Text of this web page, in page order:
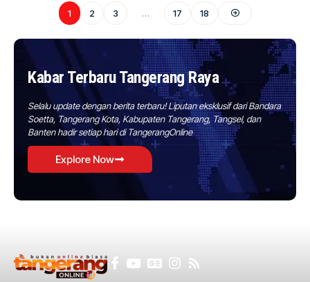
1 2 3 … 17 18
Kabar Terbaru Tangerang Raya
Selalu update dengan berita terbaru! Liputan eksklusif dari Bandara
Soetta, Tangerang Kota, Kabupaten Tangerang, Tangsel, dan
Banten hadir setiap hari di TangerangOnline
Explore Now